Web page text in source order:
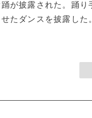
が披露された。踊
たダンスを披露した